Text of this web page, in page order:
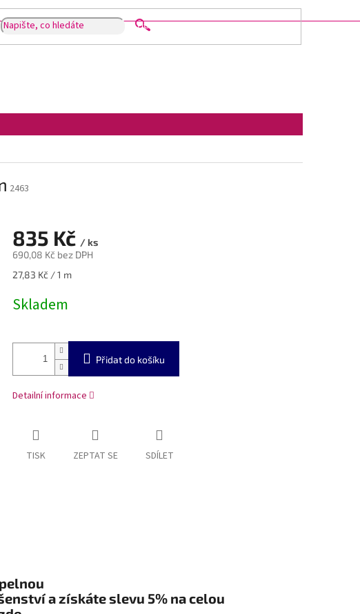
HLEDAT
2463
835 Kč / ks
690,08 Kč bez DPH
Měrná
27,83 Kč / 1 m
Skladem
Přidat do košíku
Detailní informace
TISK ZEPTAT SE SDÍLET
a získáte slevu 5% na celou